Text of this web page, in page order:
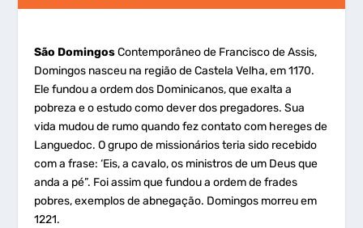
São DomingosContemporâneo de Francisco de Assis,
Domingos nasceu na região de Castela Velha, em 1170.
Ele fundou a ordem dos Dominicanos, que exalta a
pobreza e o estudo como dever dos pregadores. Sua
vida mudou de rumo quando fez contato com hereges de
Languedoc. O grupo de missionários teria sido recebido
com a frase: ‘Eis, a cavalo, os ministros de um Deus que
anda a pé”. Foi assim que fundou a ordem de frades
pobres, exemplos de abnegação. Domingos morreu em
1221.